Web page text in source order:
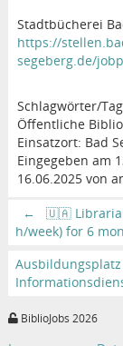
Stadtbücherei
https://
segeberg.de/
Schlagwörter/
Öffentliche
Einsatzort: Bad
Eingegeben am
16.06.2025 von
←
🇺🇦
h/week) for 6
BiblioJobs 2026